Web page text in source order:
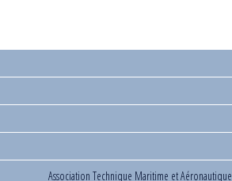
Association Technique Maritime et Aéronautique